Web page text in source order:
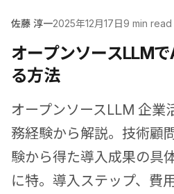
佐藤 淳一2025年12月17日9 min read
オープンソースLLM
る方法
オープンソースLLM 企業
務経験から解説。技術顧
験から得た導入成果の具
に特。導入ステップ、費